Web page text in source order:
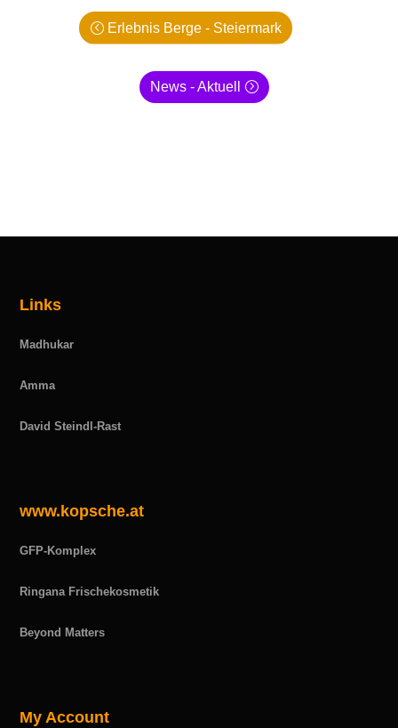
Erlebnis Berge - Steiermark
News - Aktuell
Links
Madhukar
Amma
David Steindl-Rast
www.kopsche.at
GFP-Komplex
Ringana Frischekosmetik
Beyond Matters
My Account